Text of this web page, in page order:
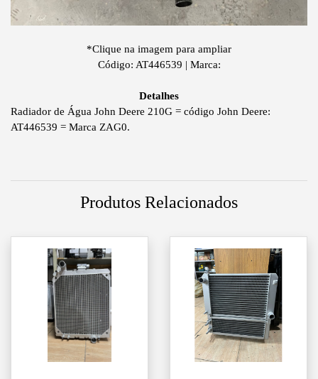
*Clique na imagem para ampliar
Código: AT446539 | Marca:
Detalhes
Radiador de Água John Deere 210G = código John Deere:
AT446539 = Marca ZAG0.
Produtos Relacionados